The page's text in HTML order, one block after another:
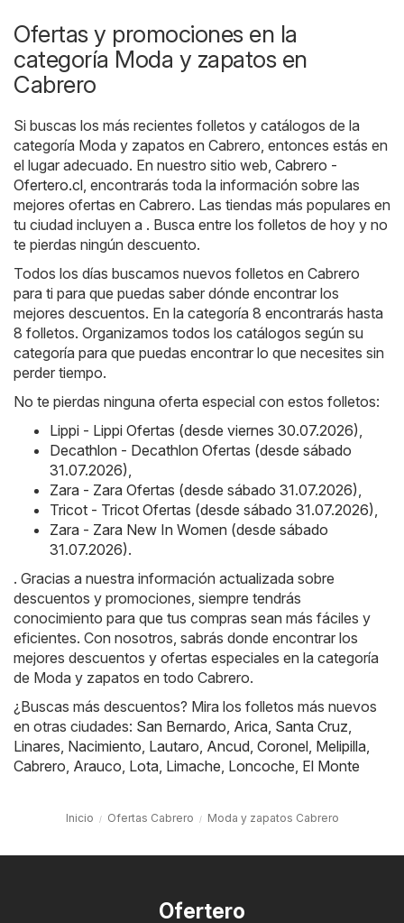
Ofertas y promociones en la
categoría Moda y zapatos en
Cabrero
Si buscas los más recientes folletos y catálogos de la
categoría Moda y zapatos en Cabrero, entonces estás en
el lugar adecuado. En nuestro sitio web, Cabrero -
Ofertero.cl, encontrarás toda la información sobre las
mejores ofertas en Cabrero. Las tiendas más populares en
tu ciudad incluyen a . Busca entre los folletos de hoy y no
te pierdas ningún descuento.
Todos los días buscamos nuevos folletos en Cabrero
para ti para que puedas saber dónde encontrar los
mejores descuentos. En la categoría 8 encontrarás hasta
8 folletos. Organizamos todos los catálogos según su
categoría para que puedas encontrar lo que necesites sin
perder tiempo.
No te pierdas ninguna oferta especial con estos folletos:
Lippi - Lippi Ofertas (desde viernes 30.07.2026),
Decathlon - Decathlon Ofertas (desde sábado
31.07.2026),
Zara - Zara Ofertas (desde sábado 31.07.2026),
Tricot - Tricot Ofertas (desde sábado 31.07.2026),
Zara - Zara New In Women (desde sábado
31.07.2026).
. Gracias a nuestra información actualizada sobre
descuentos y promociones, siempre tendrás
conocimiento para que tus compras sean más fáciles y
eficientes. Con nosotros, sabrás donde encontrar los
mejores descuentos y ofertas especiales en la categoría
de Moda y zapatos en todo Cabrero.
¿Buscas más descuentos? Mira los folletos más nuevos
en otras ciudades: San Bernardo, Arica, Santa Cruz,
Linares, Nacimiento, Lautaro, Ancud, Coronel, Melipilla,
Cabrero, Arauco, Lota, Limache, Loncoche, El Monte
Inicio Ofertas Cabrero Moda y zapatos Cabrero
Ofertero